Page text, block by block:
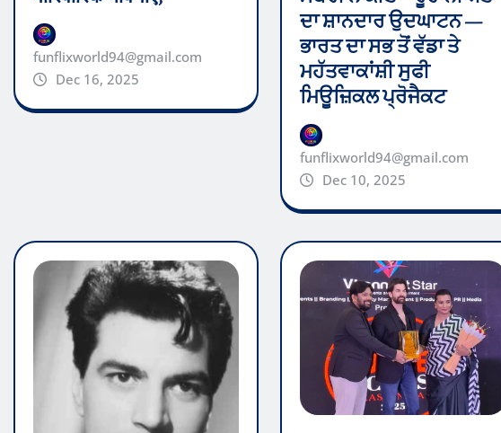
funflixworld94@gmail.com
Dec 16, 2025
ਦਾ ਸ਼ਾਨਦਾਰ ਉਦਘਾਟਨ —
ਭਾਰਤ ਦਾ ਸਭ ਤੋਂ ਵੱਡਾ ਤੇ
ਮਹੱਤਵਾਕਾਂਸ਼ੀ ਸੁਫੀ
ਮਿਊਜ਼ਿਕਲ ਪ੍ਰੋਜੈਕਟ
funflixworld94@gmail.com
Dec 10, 2025